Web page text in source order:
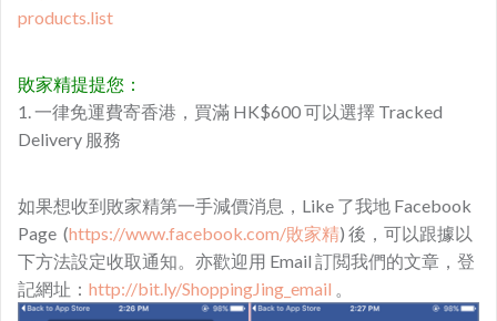
products.list
敗家精提提您：
1. 一律免運費寄香港，買滿 HK$600 可以選擇 Tracked
Delivery 服務
如果想收到敗家精第一手減價消息，Like 了我地 Facebook
Page (https://www.facebook.com/敗家精) 後，可以跟據以
下方法設定收取通知。亦歡迎用 Email 訂閲我們的文章，登
記網址： http://bit.ly/ShoppingJing_email